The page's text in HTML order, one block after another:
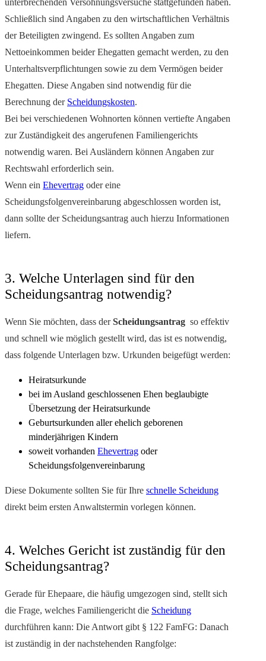
unterbrechenden Versöhnungsversuche stattgefunden haben.
Schließlich sind Angaben zu den wirtschaftlichen Verhältnis
der Beteiligten zwingend. Es sollten Angaben zum
Nettoeinkommen beider Ehegatten gemacht werden, zu den
Unterhaltsverpflichtungen sowie zu dem Vermögen beider
Ehegatten. Diese Angaben sind notwendig für die
Berechnung der Scheidungskosten.
Bei bei verschiedenen Wohnorten können vertiefte Angaben
zur Zuständigkeit des angerufenen Familiengerichts
notwendig waren. Bei Ausländern können Angaben zur
Rechtswahl erforderlich sein.
Wenn ein Ehevertrag oder eine
Scheidungsfolgenvereinbarung abgeschlossen worden ist,
dann sollte der Scheidungsantrag auch hierzu Informationen
liefern.
3. Welche Unterlagen sind für den
Scheidungsantrag notwendig?
Wenn Sie möchten, dass derScheidungsantrag so effektiv
und schnell wie möglich gestellt wird, das ist es notwendig,
dass folgende Unterlagen bzw. Urkunden beigefügt werden:
Heiratsurkunde
bei im Ausland geschlossenen Ehen beglaubigte
Übersetzung der Heiratsurkunde
Geburtsurkunden aller ehelich geborenen
minderjährigen Kindern
soweit vorhanden Ehevertrag oder
Scheidungsfolgenvereinbarung
Diese Dokumente sollten Sie für Ihre schnelle Scheidung
direkt beim ersten Anwaltstermin vorlegen können.
4. Welches Gericht ist zuständig für den
Scheidungsantrag?
Gerade für Ehepaare, die häufig umgezogen sind, stellt sich
die Frage, welches Familiengericht die Scheidung
durchführen kann: Die Antwort gibt § 122 FamFG: Danach
ist zuständig in der nachstehenden Rangfolge: